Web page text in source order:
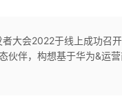
者大会2022于线上成功召
伙伴，构想基于华为&运